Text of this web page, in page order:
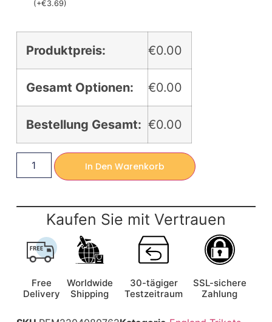
(+€3.69)
Produktpreis: €0.00
Gesamt Optionen: €0.00
Bestellung Gesamt: €0.00
In Den Warenkorb
Kaufen Sie mit Vertrauen
Free
Delivery
Worldwide
Shipping
30-tägiger
Testzeitraum
SSL-sichere
Zahlung